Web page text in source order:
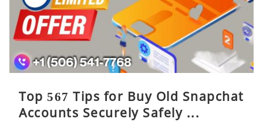
Top 567 Tips for Buy Old Snapchat
Accounts Securely Safely ...